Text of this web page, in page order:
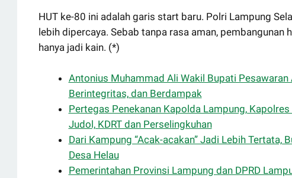
HUT ke-80 ini adalah garis start baru. Polri Lampung
lebih dipercaya. Sebab tanpa rasa aman, pembangunan
hanya jadi kain. (*)
Antonius Muhammad Ali Wakil Bupati
Berintegritas, dan Berdampak
Pertegas Penekanan Kapolda Lampung,
Judol, KDRT dan Perselingkuhan
Dari Kampung “Acak-acakan” Jadi Lebih Tertata,
Desa Helau
Pemerintahan Provinsi Lampung dan DPRD